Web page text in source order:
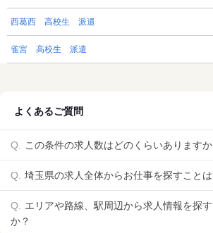
西葛西 高校生 派遣
雀宮 高校生 派遣
よくあるご質問
この条件の求人数はどのくらいありますか
埼玉県の求人全体からお仕事を探すこと
エリアや路線、駅周辺から求人情報を探
か？